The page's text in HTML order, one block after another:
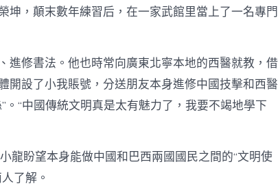
坤，顛末數年練習后，在一家武館里當上了一名專門
進修書法。他也時常向廣東北寧本地的西醫就教，借
開設了小我賬號，分送朋友本身進修中國技擊和西醫
。“中國傳統文明真是太有魅力了，我要不竭地學下
龍盼望本身能做中國和巴西兩國國民之間的“文明使
了解。